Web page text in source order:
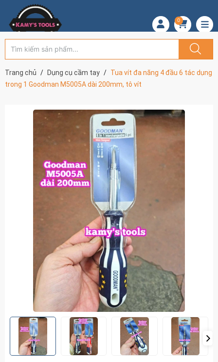
0
Trang chủ Dụng cụ cầm tay
Tua vít đa năng 4 đầu 6 tác dụng
trong 1 Goodman M5005A dài 200mm, tô vít